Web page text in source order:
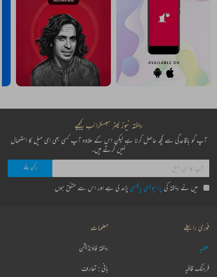
ریختہ نیوز لیٹر سبسکرائب کیجیے
آپ کو باقاعدگی سے کچھ حاصل کرنا ہے لیکن اس کے علاوہ آپ کسی بھی ای میل کا استعمال
نہیں کرتے ہیں۔
میں نے ریختہ کی پرائیویسی پالیسی پڑھ لی ہے اور اس سے متفق ہوں
فوری رابطے
عطیہ
فرہنگ قافیہ
معلومات
ریختہ فاؤنڈیشن
بانی : تعارف